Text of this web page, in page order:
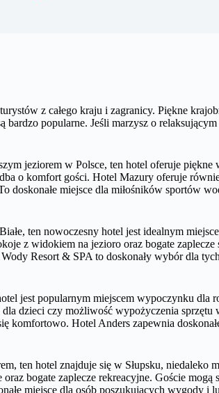
z całego kraju i zagranicy. Piękne
popularne. Jeśli marzysz o
jeziorem w Polsce, ten hotel oferuje
o komfort gości. Hotel Mazury oferuje
doskonałe miejsce dla miłośników sportów
ten nowoczesny hotel jest idealnym
z widokiem na jezioro oraz bogate zaplecze
Resort & SPA to doskonały wybór dla
jest popularnym miejscem wypoczynku dla
dzieci czy możliwość wypożyczenia sprzętu
komfortowo. Hotel Anders zapewnia
ten hotel znajduje się w Słupsku, niedaleko
bogate zaplecze rekreacyjne. Goście mogą
miejsce dla osób poszukujących wygody i